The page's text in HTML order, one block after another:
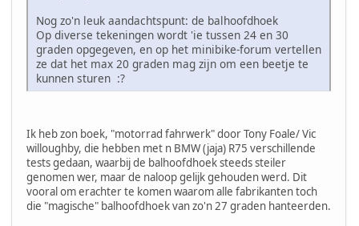
Nog zo'n leuk aandachtspunt: de balhoofdhoek
Op diverse tekeningen wordt 'ie tussen 24 en 30
graden opgegeven, en op het minibike-forum vertellen
ze dat het max 20 graden mag zijn om een beetje te
kunnen sturen :?
Ik heb zon boek, "motorrad fahrwerk" door Tony Foale/ Vic
willoughby, die hebben met n BMW (jaja) R75 verschillende
tests gedaan, waarbij de balhoofdhoek steeds steiler
genomen wer, maar de naloop gelijk gehouden werd. Dit
vooral om erachter te komen waarom alle fabrikanten toch
die "magische" balhoofdhoek van zo'n 27 graden hanteerden.